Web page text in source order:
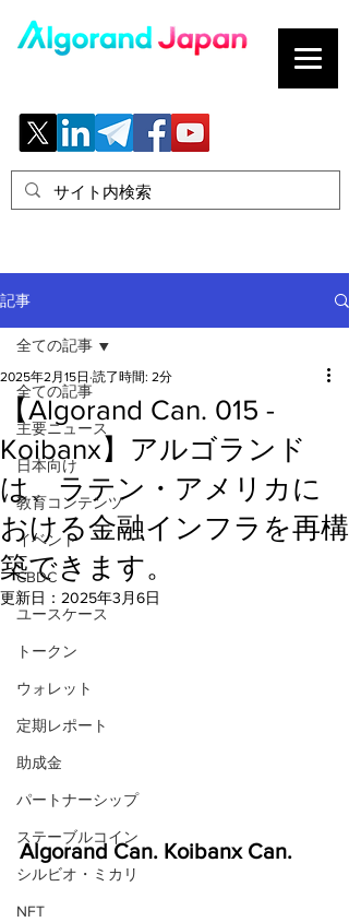
記事
全ての記事
主要ニュース
日本向け
教育コンテンツ
イベント
CBDC
ユースケース
トークン
ウォレット
定期レポート
助成金
パートナーシップ
ステーブルコイン
シルビオ・ミカリ
NFT
全ての記事
【Algorand Can. 015 -
Koibanx】アルゴランド
は、ラテン・アメリカに
おける金融インフラを再構
築できます。
2025年2月15日 読了時間: 2分
更新日： 2025年3月6日
Algorand Can. Koibanx Can.